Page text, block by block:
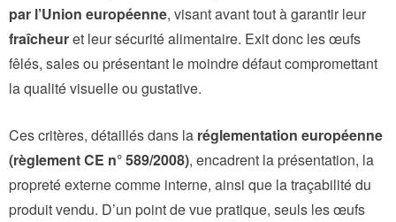
par l’Union européenne, visant avant tout à garantir leur
fraîcheuret leur sécurité alimentaire. Exit donc les œufs
fêlés, sales ou présentant le moindre défaut compromettant
la qualité visuelle ou gustative.
Ces critères, détaillés dans la réglementation européenne
(règlement CE n° 589/2008), encadrent la présentation, la
propreté externe comme interne, ainsi que la traçabilité du
produit vendu. D’un point de vue pratique, seuls les œufs